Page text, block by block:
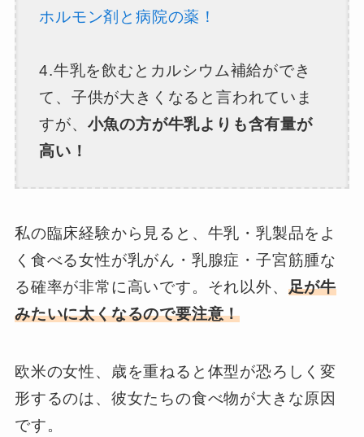
ホルモン剤と病院の薬！
4.牛乳を飲むとカルシウム補給ができ
て、子供が大きくなると言われていま
すが、 小魚の方が牛乳よりも含有量が
高い！
私の臨床経験から見ると、牛乳・乳製品をよ
く食べる女性が乳がん・乳腺症・子宮筋腫な
る確率が非常に高いです。それ以外、 足が牛
みたいに太くなるので要注意！
欧米の女性、歳を重ねると体型が恐ろしく変
形するのは、彼女たちの食べ物が大きな原因
です。